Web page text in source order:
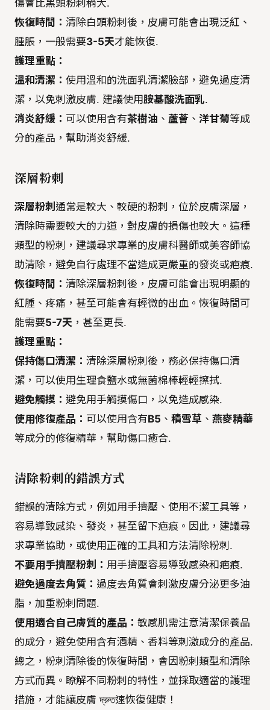
傷會比黑頭粉刺稍大.
恢復時間： 清除白頭粉刺後，皮膚可能會出現泛紅、
腫脹，一般需要3-5天才能恢復.
護理重點：
溫和清潔： 使用溫和的洗面乳清潔臉部，避免過度清
潔，以免刺激皮膚. 建議使用胺基酸洗面乳.
消炎舒緩： 可以使用含有茶樹油 、 蘆薈 、 洋甘菊等成
分的產品，幫助消炎舒緩.
深層粉刺
深層粉刺通常是較大、較硬的粉刺，位於皮膚深層，
清除時需要較大的力道，對皮膚的損傷也較大。這種
類型的粉刺，建議尋求專業的皮膚科醫師或美容師協
助清除，避免自行處理不當造成更嚴重的發炎或疤痕.
恢復時間： 清除深層粉刺後，皮膚可能會出現明顯的
紅腫、疼痛，甚至可能會有輕微的出血。恢復時間可
能需要5-7天 ，甚至更長.
護理重點：
保持傷口清潔： 清除深層粉刺後，務必保持傷口清
潔，可以使用生理食鹽水或無菌棉棒輕輕擦拭.
避免觸摸： 避免用手觸摸傷口，以免造成感染.
使用修復產品： 可以使用含有B5 、 積雪草 、 燕麥精華
等成分的修復精華，幫助傷口癒合.
清除粉刺的錯誤方式
錯誤的清除方式，例如用手擠壓、使用不潔工具等，
容易導致感染、發炎，甚至留下疤痕。因此，建議尋
求專業協助，或使用正確的工具和方法清除粉刺.
不要用手擠壓粉刺： 用手擠壓容易導致感染和疤痕.
避免過度去角質： 過度去角質會刺激皮膚分泌更多油
脂，加重粉刺問題.
使用適合自己膚質的產品： 敏感肌需注意清潔保養品
的成分，避免使用含有酒精、香料等刺激成分的產品.
總之，粉刺清除後的恢復時間，會因粉刺類型和清除
方式而異。瞭解不同粉刺的特性，並採取適當的護理
措施，才能讓皮膚 দ্রুত速恢復健康！